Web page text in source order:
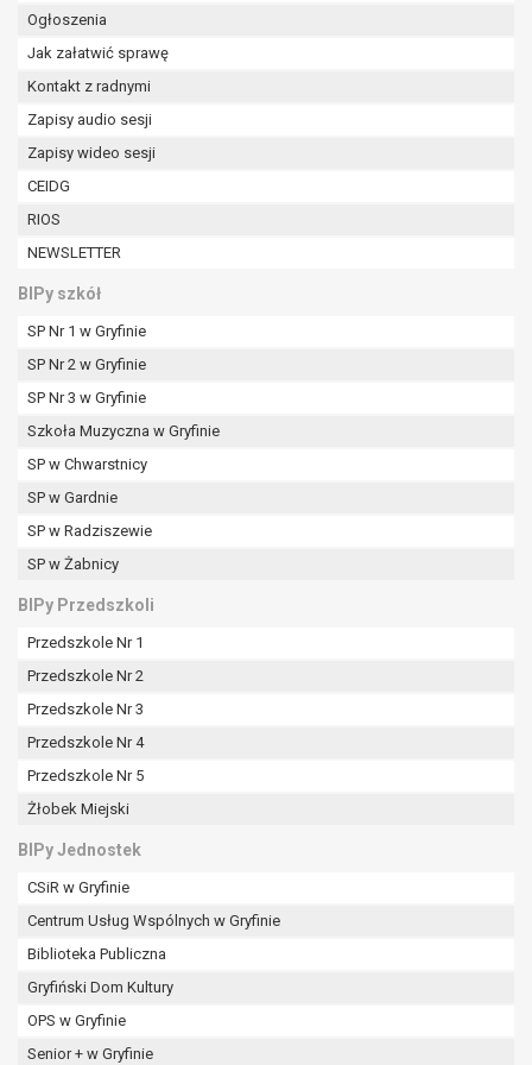
Ogłoszenia
Jak załatwić sprawę
Kontakt z radnymi
Zapisy audio sesji
Zapisy wideo sesji
CEIDG
RIOS
NEWSLETTER
BIPy szkół
SP Nr 1 w Gryfinie
SP Nr 2 w Gryfinie
SP Nr 3 w Gryfinie
Szkoła Muzyczna w Gryfinie
SP w Chwarstnicy
SP w Gardnie
SP w Radziszewie
SP w Żabnicy
BIPy Przedszkoli
Przedszkole Nr 1
Przedszkole Nr 2
Przedszkole Nr 3
Przedszkole Nr 4
Przedszkole Nr 5
Żłobek Miejski
BIPy Jednostek
CSiR w Gryfinie
Centrum Usług Wspólnych w Gryfinie
Biblioteka Publiczna
Gryfiński Dom Kultury
OPS w Gryfinie
Senior + w Gryfinie
W przypadku gdy przetwarzanie danych
na przetwarzanie danych osobowych (art. 6 ust. 1
lit a RODO), przysługuje Pani/Panu prawo do
cofnięcia tej zgody w dowolnym momencie.
Cofnięcie to nie ma wpływu na zgodność
organu nadzorczego na niezgodne z prawem
przez administratora.
Organem właściwym do wniesienia skargi jest
W zależności od sfery, w której przetwarzane są
dane osobowe, podanie danych osobowych jest
dobrowolne albo jest wymogiem ustawowym lub
umownym.
zautomatyzowanemu podejmowaniu decyzji, w
tym również profilowaniu.